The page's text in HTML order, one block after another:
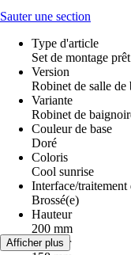
Sauter une section
Type d'article
Set de montage
Version
Robinet de salle de
Variante
Robinet de
Couleur de base
Doré
Coloris
Cool sunrise
Interface/
Brossé(e)
Hauteur
200 mm
Largeur
Afficher plus